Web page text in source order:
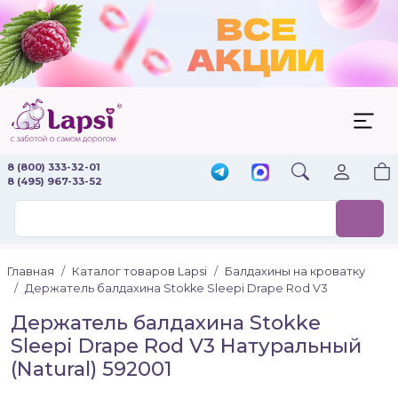
8 (800) 333-32-01
8 (495) 967-33-52
Главная Каталог товаров Lapsi
Балдахины на кроватку
Держатель балдахина Stokke Sleepi Drape Rod V3
Держатель балдахина Stokke
Sleepi Drape Rod V3 Натуральный
(Natural) 592001